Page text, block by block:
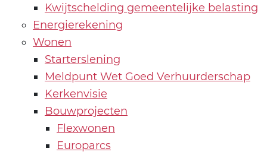
Kwijtschelding gemeentelijke belasting
Energierekening
Wonen
Starterslening
Meldpunt Wet Goed Verhuurderschap
Kerkenvisie
Bouwprojecten
Flexwonen
Europarcs